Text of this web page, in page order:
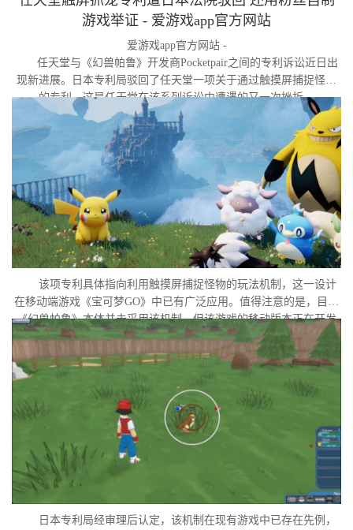
游戏举证 - 爱游戏app官方网站
爱游戏app官方网站 -
任天堂与《幻兽帕鲁》开发商Pocketpair之间的专利诉讼近日出
现新进展。日本专利局驳回了任天堂一项关于通过触摸屏捕捉怪物
的专利，这是任天堂在该系列诉讼中遭遇的又一次挫折。
该项专利具体指向利用触摸屏捕捉怪物的玩法机制，这一设计
在移动端游戏《宝可梦GO》中已有广泛应用。值得注意的是，目前
《幻兽帕鲁》本体并未采用该机制，但该游戏的移动版本正在开发
中。外界普遍认为，这很可能是任天堂在当前时间点针对此项专利
发起诉讼的直接原因。
日本专利局经审理后认定，该机制在现有游戏中已存在先例，